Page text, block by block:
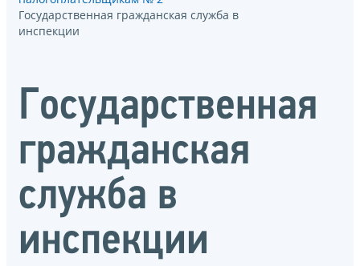
Государственная гражданская служба в
инспекции
Государственная
гражданская
служба в
инспекции